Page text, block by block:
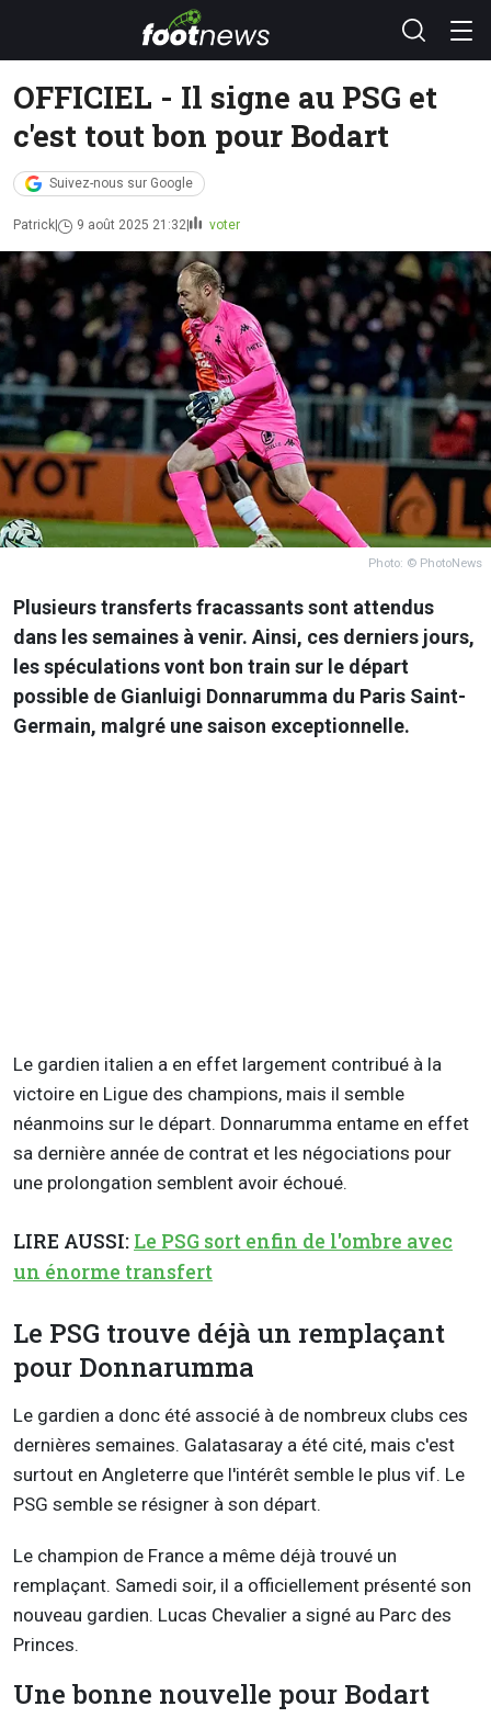
OFFICIEL - Il signe au PSG et
c'est tout bon pour Bodart
Suivez-nous sur Google
Patrick 9 août 2025 21:32 voter
Photo: © PhotoNews
Plusieurs transferts fracassants sont attendus
dans les semaines à venir. Ainsi, ces derniers jours,
les spéculations vont bon train sur le départ
possible de Gianluigi Donnarumma du Paris Saint-
Germain, malgré une saison exceptionnelle.
Le gardien italien a en effet largement contribué à la
victoire en Ligue des champions, mais il semble
néanmoins sur le départ. Donnarumma entame en effet
sa dernière année de contrat et les négociations pour
une prolongation semblent avoir échoué.
LIRE AUSSI: Le PSG sort enfin de l'ombre avec
un énorme transfert
Le PSG trouve déjà un remplaçant
pour Donnarumma
Le gardien a donc été associé à de nombreux clubs ces
dernières semaines. Galatasaray a été cité, mais c'est
surtout en Angleterre que l'intérêt semble le plus vif. Le
PSG semble se résigner à son départ.
Le champion de France a même déjà trouvé un
remplaçant. Samedi soir, il a officiellement présenté son
nouveau gardien. Lucas Chevalier a signé au Parc des
Princes.
Une bonne nouvelle pour Bodart